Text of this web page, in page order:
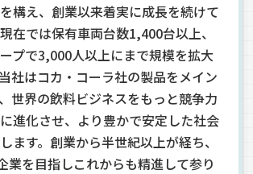
構え、創業以来着実に成長を続けて
在では保有車両台数1,400台以上、
プで3,000人以上にまで規模を拡大
社はコカ・コーラ社の製品をメイン
世界の飲料ビジネスをもっと競争力
進化させ、より豊かで安定した社会
ます。創業から半世紀以上が経ち、
業を目指しこれからも精進して参り